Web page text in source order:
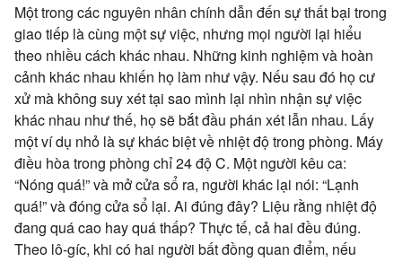
Một trong các nguyên nhân chính dẫn đến sự thất bại trong
giao tiếp là cùng một sự việc, nhưng mọi người lại hiểu
theo nhiều cách khác nhau. Những kinh nghiệm và hoàn
cảnh khác nhau khiến họ làm như vậy. Nếu sau đó họ cư
xử mà không suy xét tại sao mình lại nhìn nhận sự việc
khác nhau như thế, họ sẽ bắt đầu phán xét lẫn nhau. Lấy
một ví dụ nhỏ là sự khác biệt về nhiệt độ trong phòng. Máy
điều hòa trong phòng chỉ 24 độ C. Một người kêu ca:
“Nóng quá!” và mở cửa sổ ra, người khác lại nói: “Lạnh
quá!” và đóng cửa sổ lại. Ai đúng đây? Liệu rằng nhiệt độ
đang quá cao hay quá thấp? Thực tế, cả hai đều đúng.
Theo lô-gíc, khi có hai người bất đồng quan điểm, nếu